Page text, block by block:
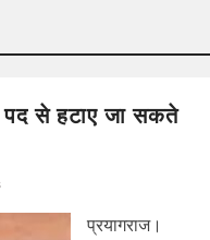
से हटाए जा सकते
प्रयागराज।